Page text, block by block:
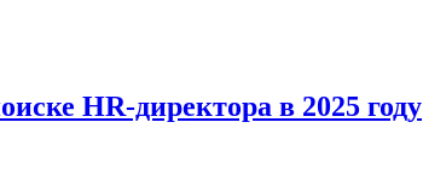
HR-директора в 2025 году